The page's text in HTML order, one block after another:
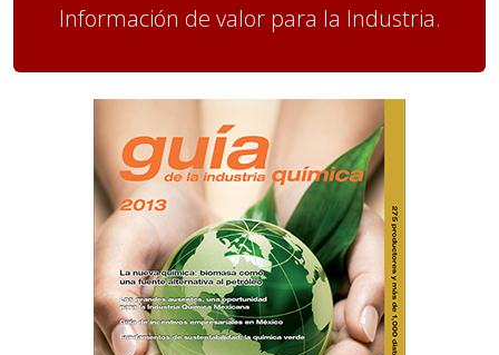
Información de valor para la Industria.